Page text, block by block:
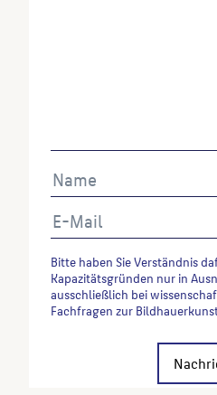
Bitte haben Sie Verständnis
Kapazitätsgründen nur in
ausschließlich bei
Fachfragen zur